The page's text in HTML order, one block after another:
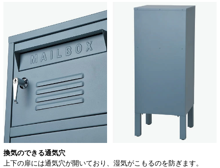
換気のできる通気穴
上下の扉には通気穴が開いており、湿気がこもるのを防ぎます。